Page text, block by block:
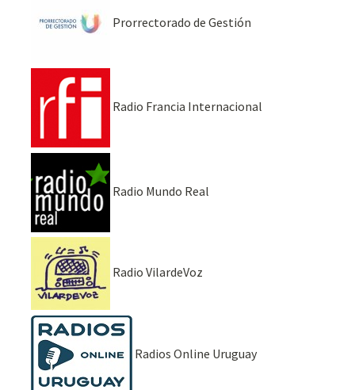
Prorrectorado de Gestión
Radio Francia Internacional
Radio Mundo Real
Radio VilardeVoz
Radios Online Uruguay